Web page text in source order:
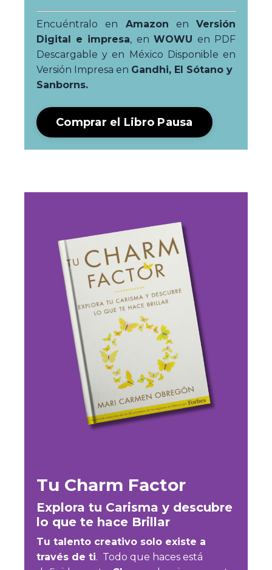
Encuéntralo en Amazon en Versión
Digital e impresa, en WOWU en PDF
Descargable y en México Disponible en
Versión Impresa en Gandhi, El Sótano y
Sanborns.
Comprar el Libro Pausa
Tu Charm Factor
Explora tu Carisma y descubre
lo que te hace Brillar
Tu talento creativo solo existe a
través de ti. Todo que haces está